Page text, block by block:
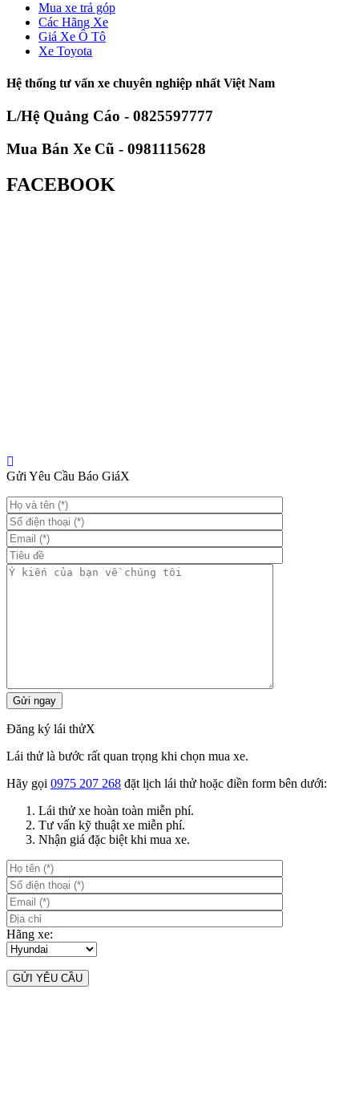
Mua xe trả góp
Các Hãng Xe
Giá Xe Ô Tô
Xe Toyota
Hệ thống tư vấn xe chuyên nghiệp nhất Việt Nam
L/Hệ Quảng Cáo - 0825597777
Mua Bán Xe Cũ - 0981115628
FACEBOOK
Gửi Yêu Cầu Báo GiáX
Đăng ký lái thửX
Lái thử là bước rất quan trọng khi chọn mua xe.
Hãy gọi 0975 207 268 đặt lịch lái thử hoặc điền form bên dưới:
Lái thử xe hoàn toàn miễn phí.
Tư vấn kỹ thuật xe miễn phí.
Nhận giá đặc biệt khi mua xe.
Hãng xe: